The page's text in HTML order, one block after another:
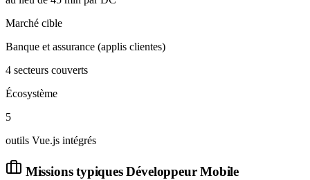
Marché cible
Banque et assurance (applis clientes)
4 secteurs couverts
Écosystème
5
outils Vue.js intégrés
Missions typiquesDéveloppeur Mobile